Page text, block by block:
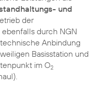
und
der
durch NGN
Anbindung
Basisstation und
im O2